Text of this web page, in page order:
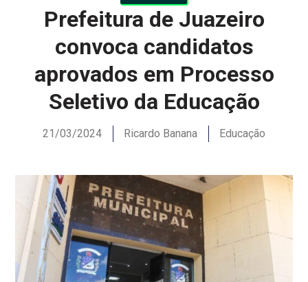
Prefeitura de Juazeiro
convoca candidatos
aprovados em Processo
Seletivo da Educação
21/03/2024 Ricardo Banana Educação